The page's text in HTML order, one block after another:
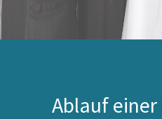
Ablauf einer